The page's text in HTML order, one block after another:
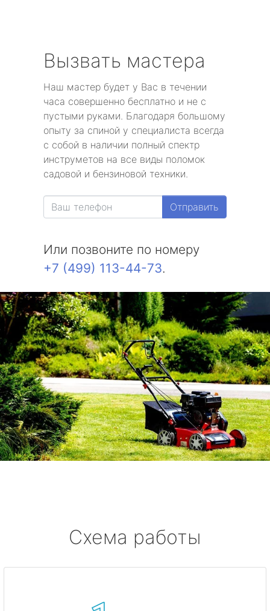
Вызвать мастера
Наш мастер будет у Вас в течении
часа совершенно бесплатно и не с
пустыми руками. Благодаря большому
опыту за спиной у специалиста всегда
с собой в наличии полный спектр
инструметов на все виды поломок
садовой и бензиновой техники.
Отправить
Или позвоните по номеру
+7 (499) 113-44-73.
Схема работы